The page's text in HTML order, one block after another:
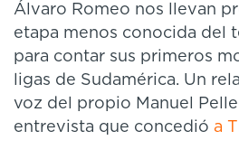
Álvaro Romeo nos llevan
etapa menos conocida del
para contar sus primeros
ligas de Sudamérica. Un
voz del propio Manuel
entrevista que concedió a